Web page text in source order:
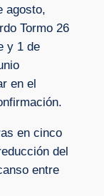
agosto,
Tormo 26
y 1 de
en el
en cinco
del
entre